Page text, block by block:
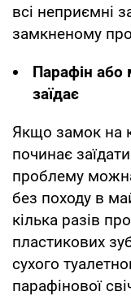
всі неприємні
замкненому
Парафін
заїдає
Якщо замок на
починає
проблему
без походу в
кілька разів
пластикових
сухого
парафінової